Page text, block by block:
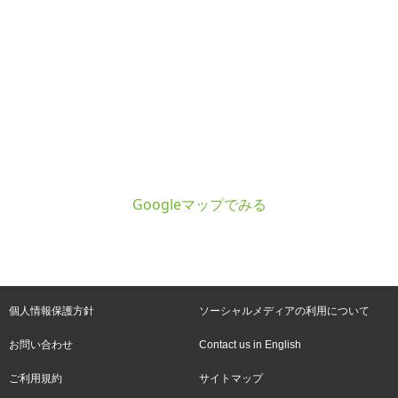
Googleマップでみる
個人情報保護方針 ソーシャルメディアの利用について
お問い合わせ Contact us in English
ご利用規約 サイトマップ